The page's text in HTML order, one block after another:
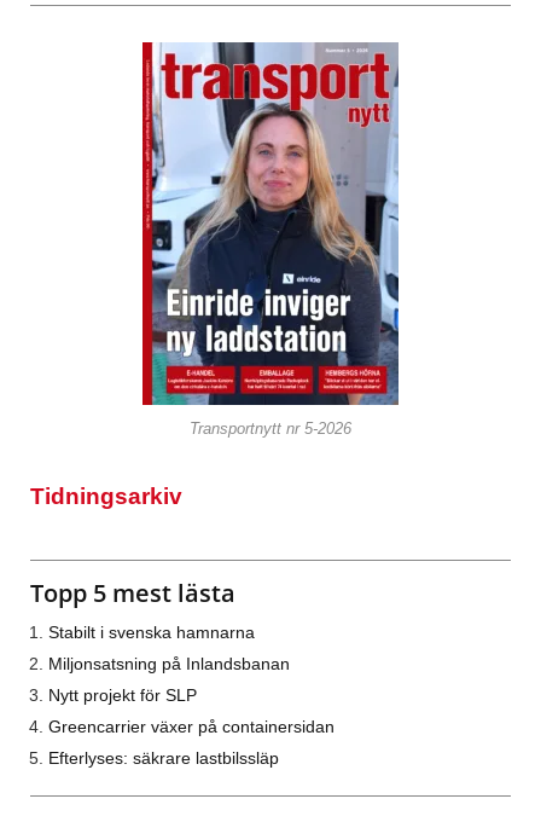
Transportnytt nr 5-2026
Tidningsarkiv
Topp 5 mest lästa
Stabilt i svenska hamnarna
Miljonsatsning på Inlandsbanan
Nytt projekt för SLP
Greencarrier växer på containersidan
Efterlyses: säkrare lastbilssläp